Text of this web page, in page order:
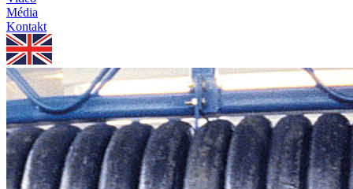
Média
Kontakt